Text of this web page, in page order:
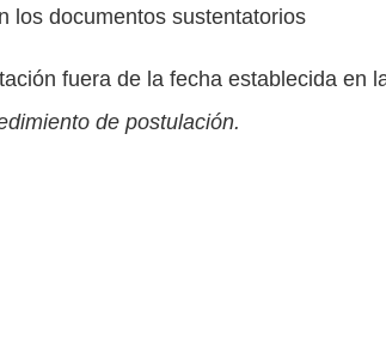
los documentos sustentatorios
fuera de la fecha establecida en
de postulación.